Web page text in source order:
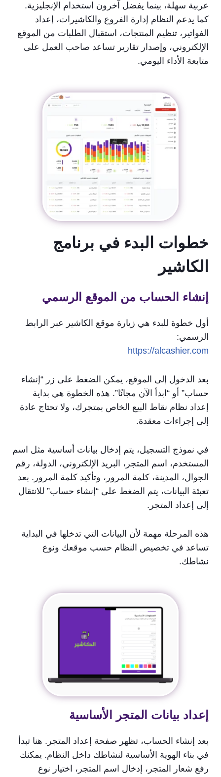
عربية سهلة، بينما يفضل آخرون استخدام الإنجليزية.
كما يدعم النظام إدارة الفروع والكاشيرات، إعداد
الفواتير، تنظيم المنتجات، استقبال الطلبات من الموقع
الإلكتروني، وإصدار تقارير تساعد صاحب العمل على
متابعة الأداء اليومي.
خطوات البدء في برنامج
الكاشير
إنشاء الحساب من الموقع الرسمي
أول خطوة للبدء هي زيارة موقع الكاشير عبر الرابط
الرسمي:
https://alcashier.com
بعد الدخول إلى الموقع، يمكن الضغط على زر “إنشاء
حساب” أو “ابدأ الآن مجانًا”. هذه الخطوة هي بداية
إعداد نظام نقاط البيع الخاص بمتجرك، ولا تحتاج عادة
إلى إجراءات معقدة.
في نموذج التسجيل، يتم إدخال بيانات أساسية مثل اسم
المستخدم، اسم المتجر، البريد الإلكتروني، الدولة، رقم
الجوال، المدينة، كلمة المرور، وتأكيد كلمة المرور. بعد
تعبئة البيانات، يتم الضغط على “إنشاء حساب” للانتقال
إلى إعداد المتجر.
هذه المرحلة مهمة لأن البيانات التي تدخلها في البداية
تساعد في تخصيص النظام حسب موقعك ونوع
نشاطك.
إعداد بيانات المتجر الأساسية
بعد إنشاء الحساب، تظهر صفحة إعداد المتجر. هنا تبدأ
في بناء الهوية الأساسية لنشاطك داخل النظام. يمكنك
رفع شعار المتجر، إدخال اسم المتجر، اختيار نوع